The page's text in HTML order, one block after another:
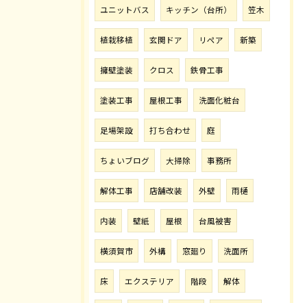
ユニットバス キッチン（台所） 笠木
植栽移植 玄関ドア リペア 新築
擁壁塗装 クロス 鉄骨工事
塗装工事 屋根工事 洗面化粧台
足場架設 打ち合わせ 庭
ちょいブログ 大掃除 事務所
解体工事 店舗改装 外壁 雨樋
内装 壁紙 屋根 台風被害
横須賀市 外構 窓廻り 洗面所
床 エクステリア 階段 解体